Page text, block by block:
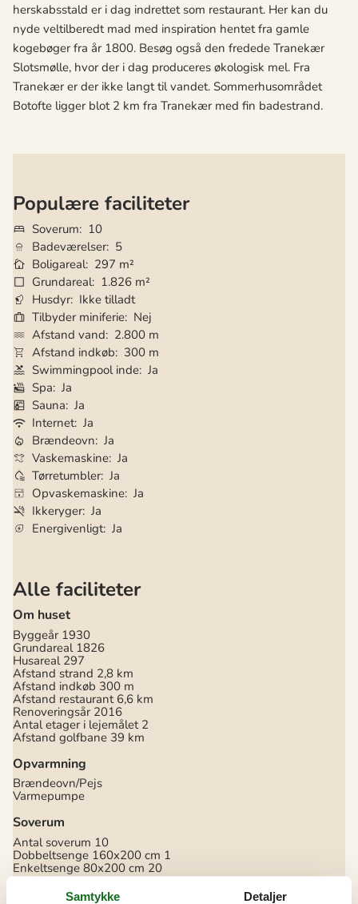
herskabsstald er i dag indrettet som restaurant. Her kan du
nyde veltilberedt mad med inspiration hentet fra gamle
kogebøger fra år 1800. Besøg også den fredede Tranekær
Slotsmølle, hvor der i dag produceres økologisk mel. Fra
Tranekær er der ikke langt til vandet. Sommerhusområdet
Botofte ligger blot 2 km fra Tranekær med fin badestrand.
Populære faciliteter
Soverum
10
Badeværelser 5
Boligareal 297 m²
Grundareal 1.826 m²
Husdyr Ikke tilladt
Tilbyder miniferie Nej
Afstand vand
2.800 m
Afstand indkøb
300 m
Swimmingpool inde Ja
Spa Ja
Sauna Ja
Internet Ja
Brændeovn Ja
Vaskemaskine Ja
Tørretumbler Ja
Opvaskemaskine Ja
Ikkeryger Ja
Energivenligt Ja
Alle faciliteter
Om huset
Byggeår 1930
Grundareal 1826
Husareal 297
Afstand strand 2,8 km
Afstand indkøb 300 m
Afstand restaurant 6,6 km
Renoveringsår 2016
Antal etager i lejemålet 2
Afstand golfbane 39 km
Opvarmning
Brændeovn/Pejs
Varmepumpe
Soverum
Antal soverum 10
Dobbeltsenge 160x200 cm 1
Enkeltsenge 80x200 cm 20
Samtykke Detaljer